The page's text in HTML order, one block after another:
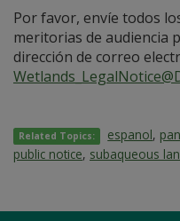
Por favor, envíe todos
meritorias de audiencia
dirección de correo
Related Topics: espanol,
public notice, subaqueous